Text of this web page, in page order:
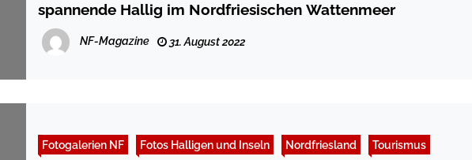
spannende Hallig im Nordfriesischen Wattenmeer
NF-Magazine 31. August 2022
Fotogalerien NF Fotos Halligen und Inseln Nordfriesland Tourismus